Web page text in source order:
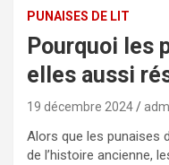
PUNAISES DE LIT
Pourquoi les
elles aussi
19 décembre 2024
Alors que les punaises
de l’histoire ancienne,